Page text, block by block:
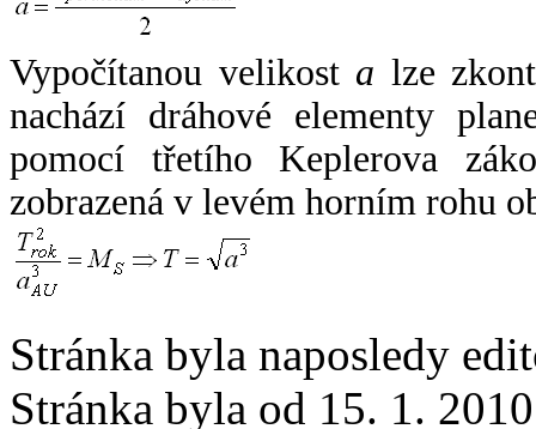
Vypočítanou velikost a lze
nachází dráhové elementy
pomocí třetího Keplerova
zobrazená v levém horním rohu
Stránka byla naposledy
Stránka byla od 15. 1.